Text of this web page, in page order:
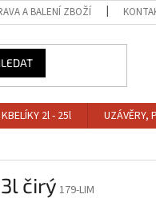
A BALENÍ ZBOŽÍ
2l - 25l
UZÁVĚRY,
čirý 179-LIM